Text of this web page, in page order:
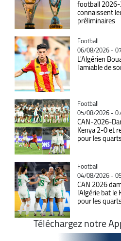
football
connaissent
préliminaires
Catégorie
Football
06/08/2026 -
L'Algérien
l'amiable de
Catégorie
Football
05/08/2026 -
CAN-2026-
Kenya 2-0 et
pour les
Catégorie
Football
04/08/2026 -
CAN 2026
l'Algérie bat
pour les
Téléchargez notre